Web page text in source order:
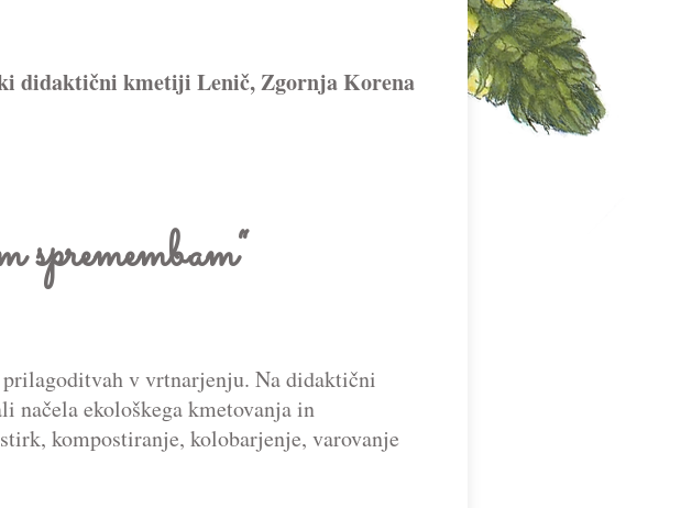
didaktični kmetiji Lenič, Zgornja Korena
v vrtnarjenju. Na didaktični
načela ekološkega kmetovanja in
kompostiranje, kolobarjenje, varovanje